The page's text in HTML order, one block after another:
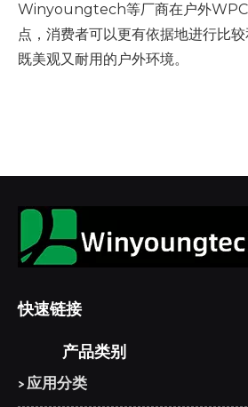
Winyoungtech等厂商在户外WPC
点，消费者可以更有依据地进行比
既美观又耐用的户外环境。
快速链接
产品类别
> 应用分类